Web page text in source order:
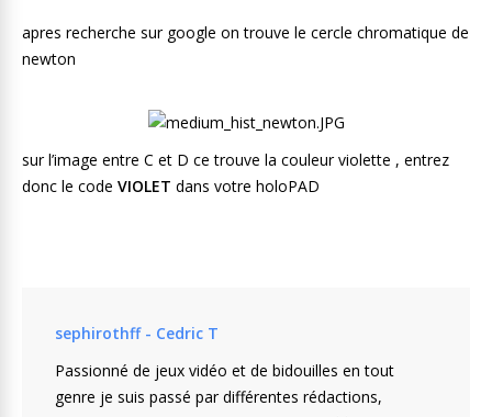
apres recherche sur google on trouve le cercle chromatique de
newton
sur l’image entre C et D ce trouve la couleur violette , entrez
donc le code VIOLET dans votre holoPAD
sephirothff - Cedric T
Passionné de jeux vidéo et de bidouilles en tout
genre je suis passé par différentes rédactions,